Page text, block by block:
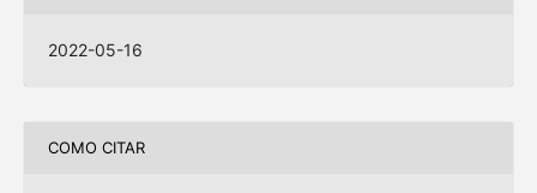
2022-05-16
COMO CITAR